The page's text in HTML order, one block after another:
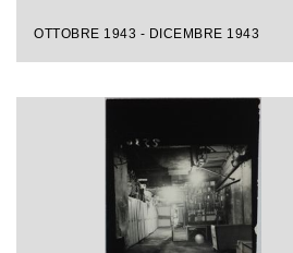
OTTOBRE 1943 - DICEMBRE 1943